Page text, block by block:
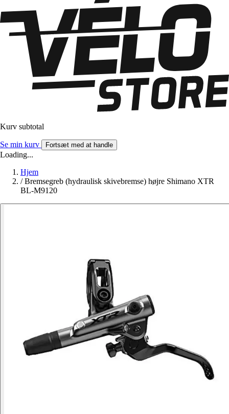
Kurv subtotal
Se min kurv Fortsæt med at handle
Loading...
Hjem
/ Bremsegreb (hydraulisk skivebremse) højre Shimano XTR
BL-M9120